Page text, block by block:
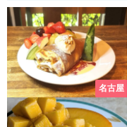
名古屋